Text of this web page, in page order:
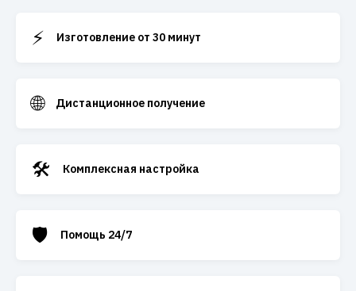
⚡ Изготовление от 30 минут
🌐 Дистанционное получение
🛠️ Комплексная настройка
🛡️ Помощь 24/7